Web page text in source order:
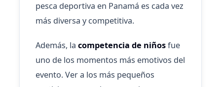
pesca deportiva en Panamá es cada vez
más diversa y competitiva.
Además, la competencia de niñosfue
uno de los momentos más emotivos del
evento. Ver a los más pequeños